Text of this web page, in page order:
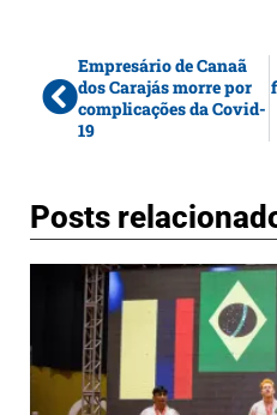
Empresário de Canaã
dos Carajás morre por
complicações da Covid-
19
Posts